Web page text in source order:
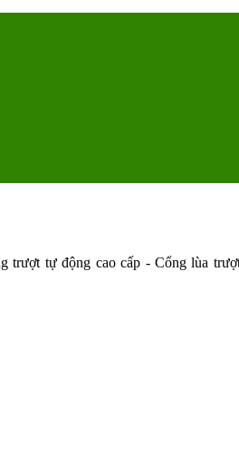
tự động cao cấp - Cổng lùa